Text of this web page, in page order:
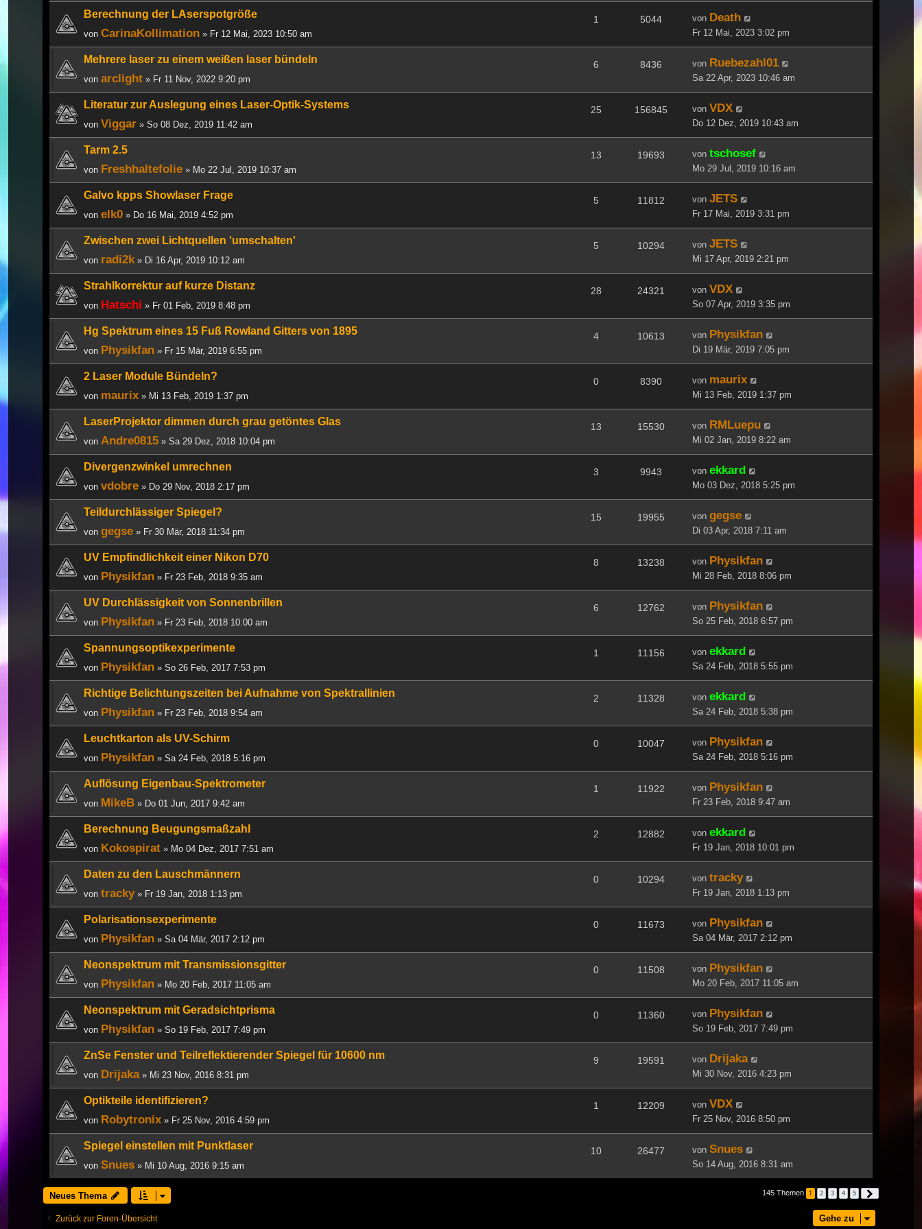
Berechnung der LAserspotgröße
von CarinaKollimation » Fr 12 Mai, 2023 10:50 am
1 5044 von Death
Fr 12 Mai, 2023 3:02 pm
Mehrere laser zu einem weißen laser bündeln
von arclight » Fr 11 Nov, 2022 9:20 pm
6 8436 von Ruebezahl01
Sa 22 Apr, 2023 10:46 am
Literatur zur Auslegung eines Laser-Optik-Systems
von Viggar » So 08 Dez, 2019 11:42 am
25 156845 von VDX
Do 12 Dez, 2019 10:43 am
Tarm 2.5
von Freshhaltefolie » Mo 22 Jul, 2019 10:37 am
13 19693 von tschosef
Mo 29 Jul, 2019 10:16 am
Galvo kpps Showlaser Frage
von elk0 » Do 16 Mai, 2019 4:52 pm
5 11812 von JETS
Fr 17 Mai, 2019 3:31 pm
Zwischen zwei Lichtquellen 'umschalten'
von radi2k » Di 16 Apr, 2019 10:12 am
5 10294 von JETS
Mi 17 Apr, 2019 2:21 pm
Strahlkorrektur auf kurze Distanz
von Hatschi » Fr 01 Feb, 2019 8:48 pm
28 24321 von VDX
So 07 Apr, 2019 3:35 pm
Hg Spektrum eines 15 Fuß Rowland Gitters von 1895
von Physikfan » Fr 15 Mär, 2019 6:55 pm
4 10613 von Physikfan
Di 19 Mär, 2019 7:05 pm
2 Laser Module Bündeln?
von maurix » Mi 13 Feb, 2019 1:37 pm
0 8390 von maurix
Mi 13 Feb, 2019 1:37 pm
LaserProjektor dimmen durch grau getöntes Glas
von Andre0815 » Sa 29 Dez, 2018 10:04 pm
13 15530 von RMLuepu
Mi 02 Jan, 2019 8:22 am
Divergenzwinkel umrechnen
von vdobre » Do 29 Nov, 2018 2:17 pm
3 9943 von ekkard
Mo 03 Dez, 2018 5:25 pm
Teildurchlässiger Spiegel?
von gegse » Fr 30 Mär, 2018 11:34 pm
15 19955 von gegse
Di 03 Apr, 2018 7:11 am
UV Empfindlichkeit einer Nikon D70
von Physikfan » Fr 23 Feb, 2018 9:35 am
8 13238 von Physikfan
Mi 28 Feb, 2018 8:06 pm
UV Durchlässigkeit von Sonnenbrillen
von Physikfan » Fr 23 Feb, 2018 10:00 am
6 12762 von Physikfan
So 25 Feb, 2018 6:57 pm
Spannungsoptikexperimente
von Physikfan » So 26 Feb, 2017 7:53 pm
1 11156 von ekkard
Sa 24 Feb, 2018 5:55 pm
Richtige Belichtungszeiten bei Aufnahme von Spektrallinien
von Physikfan » Fr 23 Feb, 2018 9:54 am
2 11328 von ekkard
Sa 24 Feb, 2018 5:38 pm
Leuchtkarton als UV-Schirm
von Physikfan » Sa 24 Feb, 2018 5:16 pm
0 10047 von Physikfan
Sa 24 Feb, 2018 5:16 pm
Auflösung Eigenbau-Spektrometer
von MikeB » Do 01 Jun, 2017 9:42 am
1 11922 von Physikfan
Fr 23 Feb, 2018 9:47 am
Berechnung Beugungsmaßzahl
von Kokospirat » Mo 04 Dez, 2017 7:51 am
2 12882 von ekkard
Fr 19 Jan, 2018 10:01 pm
Daten zu den Lauschmännern
von tracky» Fr 19 Jan, 2018 1:13 pm
0 10294 von tracky
Fr 19 Jan, 2018 1:13 pm
Polarisationsexperimente
von Physikfan » Sa 04 Mär, 2017 2:12 pm
0 11673 von Physikfan
Sa 04 Mär, 2017 2:12 pm
Neonspektrum mit Transmissionsgitter
von Physikfan » Mo 20 Feb, 2017 11:05 am
0 11508 von Physikfan
Mo 20 Feb, 2017 11:05 am
Neonspektrum mit Geradsichtprisma
von Physikfan » So 19 Feb, 2017 7:49 pm
0 11360 von Physikfan
So 19 Feb, 2017 7:49 pm
ZnSe Fenster und Teilreflektierender Spiegel für 10600 nm
von Drijaka» Mi 23 Nov, 2016 8:31 pm
9 19591 von Drijaka
Mi 30 Nov, 2016 4:23 pm
Optikteile identifizieren?
von Robytronix » Fr 25 Nov, 2016 4:59 pm
1 12209 von VDX
Fr 25 Nov, 2016 8:50 pm
Spiegel einstellen mit Punktlaser
von Snues » Mi 10 Aug, 2016 9:15 am
10 26477 von Snues
So 14 Aug, 2016 8:31 am
Neues Thema 145 Themen 1 2 3 4 5
Zurück zur Foren-Übersicht Gehe zu